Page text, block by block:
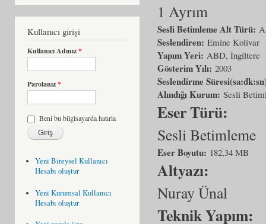
Kullanıcı girişi
Kullanıcı Adınız*
Parolanız*
Beni bu bilgisayarda hatırla
Yeni Bireysel Kullanıcı
Hesabı oluştur
Yeni Kurumsal Kullanıcı
Hesabı oluştur
1 Ayrım
Sesli Betimleme Alt Türü:
Seslendiren: Emine Kolivar
Yapım Yeri: ABD, İngiltere
Gösterim Yılı: 2003
Seslendirme
Alındığı Kurum: Sesli
Eser Türü:
Sesli Betimleme
Eser Boyutu: 182,34 MB
Altyazı:
Nuray Ünal
Teknik Yapım: